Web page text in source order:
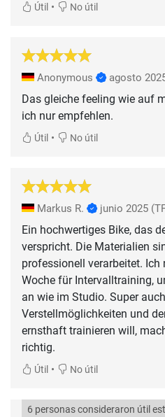
Útil • No útil
Anonymous agosto
Das gleiche feeling wie auf
ich nur empfehlen.
Útil • No útil
Markus R. junio 2025
Ein hochwertiges Bike, das
verspricht. Die Materialien
professionell verarbeitet.
Woche für Intervalltraining,
an wie im Studio. Super
Verstellmöglichkeiten und
ernsthaft trainieren will,
richtig.
Útil • No útil
6 personas consideraron útil